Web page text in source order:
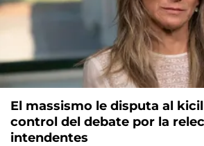
El massismo le disputa al
control del debate por la
intendentes